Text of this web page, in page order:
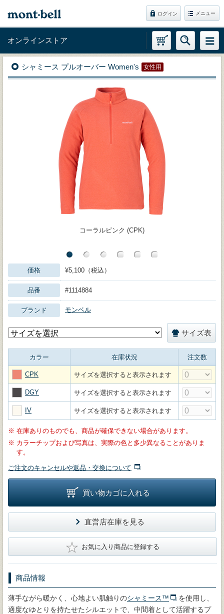
ログイン メニュー
オンラインストア
シャミース プルオーバー Women's 女性用
コーラルピンク (CPK)
価格 ¥5,100（税込）
品番 #1114884
ブランド モンベル
サイズ表
カラー 在庫状況 注文数
CPK サイズを選択すると表示されます
DGY サイズを選択すると表示されます
IV サイズを選択すると表示されます
※ 在庫ありのものでも、商品が確保できない場合があります。
※ カラーチップおよび写真は、実際の色と多少異なることがありま
す。
ご注文のキャンセルや返品・交換について
買い物カゴに入れる
直営店在庫を見る
★ お気に入り商品に登録する
商品情報
薄手ながら暖かく、心地よい肌触りのシャミース™
を使用し、
適度なゆとりを持たせたシルエットで、中間着として活躍するプ